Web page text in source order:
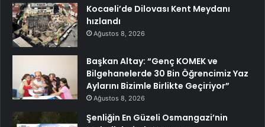
Kocaeli’de Dilovası Kent Meydanı
hızlandı
Ağustos 8, 2026
Başkan Altay: “Genç KOMEK ve
Bilgehanelerde 30 Bin Öğrencimiz Yaz
Aylarını Bizimle Birlikte Geçiriyor”
Ağustos 8, 2026
Şenliğin En Güzeli Osmangazi’nin